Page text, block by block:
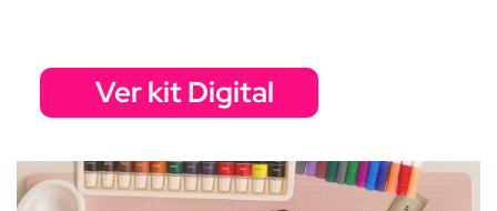
Ver kit Digital